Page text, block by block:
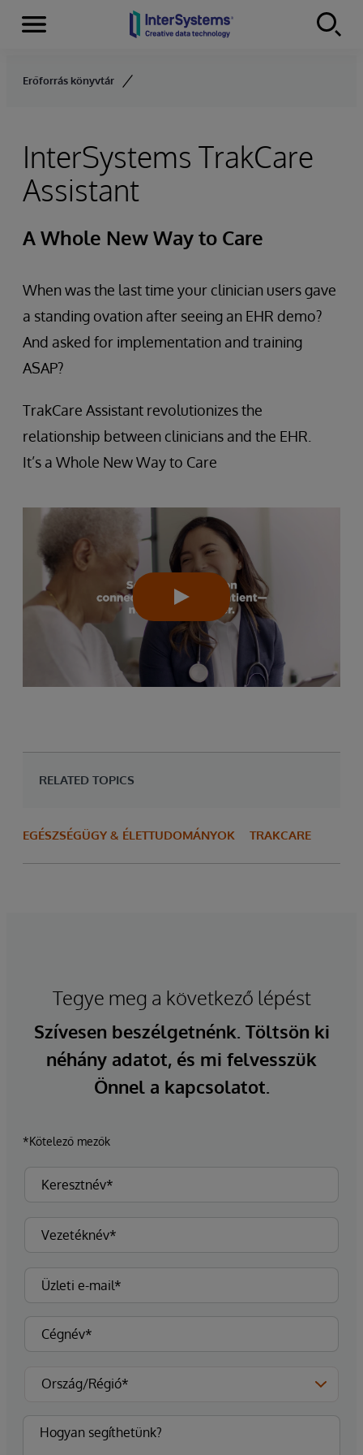
Skip to content
Menu
Erőforrás könyvtár
InterSystems TrakCare
Assistant
A Whole New Way to Care
When was the last time your clinician users gave
a standing ovation after seeing an EHR demo?
And asked for implementation and training
ASAP?
TrakCare Assistant revolutionizes the
relationship between clinicians and the EHR.
It’s a Whole New Way to Care
RELATED TOPICS
EGÉSZSÉGÜGY & ÉLETTUDOMÁNYOK TRAKCARE
Tegye meg a következő lépést
Szívesen beszélgetnénk. Töltsön ki
néhány adatot, és mi felvesszük
Önnel a kapcsolatot.
*Kötelező mezők